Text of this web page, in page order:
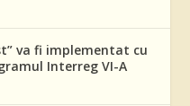
va fi implementat cu
Interreg VI-A